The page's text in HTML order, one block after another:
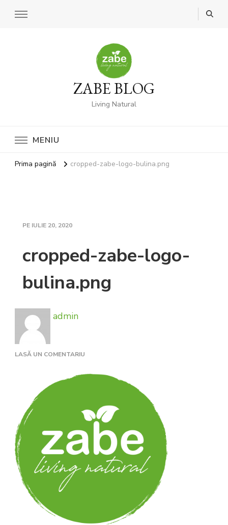
ZABE BLOG
Living Natural
MENIU
Prima pagină cropped-zabe-logo-bulina.png
PE IULIE 20, 2020
cropped-zabe-logo-
bulina.png
admin
LASĂ UN COMENTARIU
ZABE-